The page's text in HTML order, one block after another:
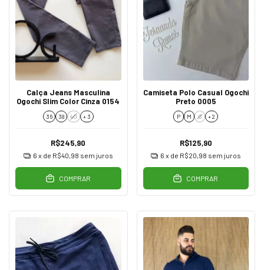
Calça Jeans Masculina
Ogochi Slim Color Cinza 0154
36 38 40 + 3
R$245,90
6 x de R$40,98 sem juros
COMPRAR
Camiseta Polo Casual Ogochi
Preto 0005
P M G + 2
R$125,90
6 x de R$20,98 sem juros
COMPRAR